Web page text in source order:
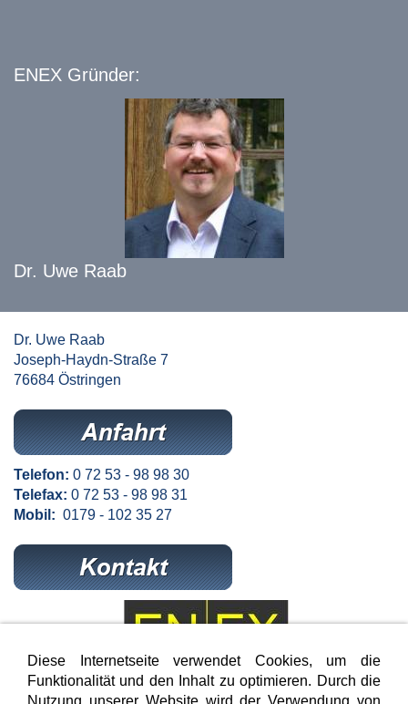
ENEX Gründer:
Dr. Uwe Raab
Dr. Uwe Raab
Joseph-Haydn-Straße 7
76684 Östringen
Telefon: 0 72 53 - 98 98 30
Telefax: 0 72 53 - 98 98 31
Mobil: 0179 - 102 35 27
Diese Internetseite verwendet Cookies, um die
Funktionalität und den Inhalt zu optimieren. Durch die
Nutzung unserer Website wird der Verwendung von